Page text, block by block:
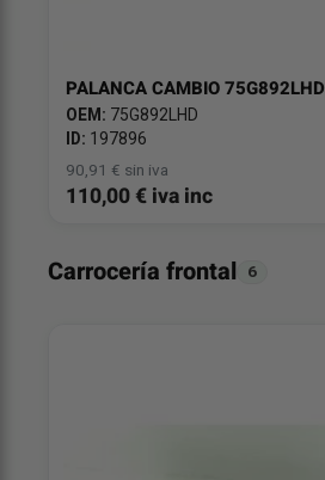
PALANCA CAMBIO 75G892LHD
OEM: 75G892LHD
ID: 197896
90,91 € sin iva
110,00 € iva inc
Carrocería frontal 6